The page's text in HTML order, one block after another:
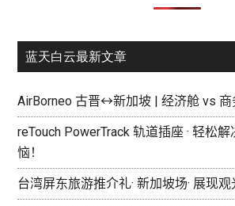
蓝天白云最新文章
AirBorneo 古晋↔新加坡 | 经济舱 vs 商
reTouch PowerTrack 轨道插座 · 轻松
恼！
台湾屏东旅游推介礼· 新加坡场· 展现